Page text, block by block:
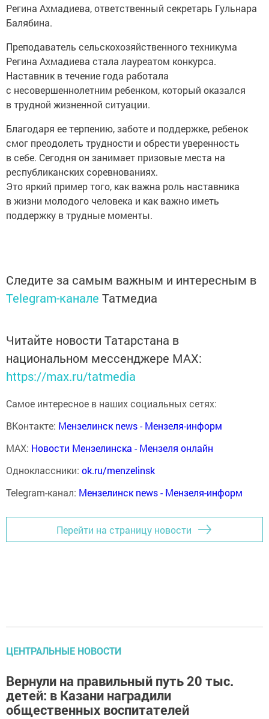
Регина Ахмадиева, ответственный секретарь Гульнара
Балябина.
Преподаватель сельскохозяйственного техникума
Регина Ахмадиева стала лауреатом конкурса.
Наставник в течение года работала
с несовершеннолетним ребенком, который оказался
в трудной жизненной ситуации.
Благодаря ее терпению, заботе и поддержке, ребенок
смог преодолеть трудности и обрести уверенность
в себе. Сегодня он занимает призовые места на
республиканских соревнованиях.
Это яркий пример того, как важна роль наставника
в жизни молодого человека и как важно иметь
поддержку в трудные моменты.
Следите за самым важным и интересным в
Telegram-канале Татмедиа
Читайте новости Татарстана в
национальном мессенджере MАХ:
https://max.ru/tatmedia
Самое интересное в наших социальных сетях:
ВКонтакте: Мензелинск news - Мензеля-информ
MAX: Новости Мензелинска - Мензеля онлайн
Одноклассники: ok.ru/menzelinsk
Telegram-канал: Мензелинск news - Мензеля-информ
Перейти на страницу новости
ЦЕНТРАЛЬНЫЕ НОВОСТИ
Вернули на правильный путь 20 тыс.
детей: в Казани наградили
общественных воспитателей